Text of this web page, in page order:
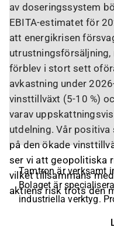
av doseringssystem
EBITA-estimatet för
att energikrisen
förblev i stort sett
avkastning under
vinsttillväxt (5-10 %)
varav
utdelning. Vår
på den ökade
ser vi att geopolitiska
vilket tillsammans
aktiens risk trots den
Tamtron är verksamt
Bolaget är
industriella verktyg.
såsom kranvågar,